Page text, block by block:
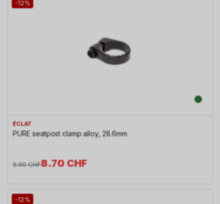
-12%
ÉCLAT
PURE seatpost clamp alloy, 28.6mm
8.70CHF
9.90 CHF
-12%